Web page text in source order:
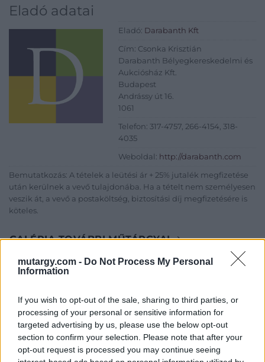
mutargy.com - Do Not Process My Personal
Information
If you wish to opt-out of the sale, sharing to third parties, or
processing of your personal or sensitive information for
targeted advertising by us, please use the below opt-out
section to confirm your selection. Please note that after your
opt-out request is processed you may continue seeing
Eladó adatai
Eladó: Darabanth Kft
Cím: Csonka Krisztián
Darabanth Bélyegkereskedelmi és
Aukciósház Kft.
Budapest
Andrássy út 16.
1061
Telefon: 317-4757, 266-4154, 318-
4035
Weboldal: http://darabanth.com
Bemutatkozás: A tételek a leütési ár + 25% jutalék megfizetése
után kerülnek a vevő tulajdonába. Ha a tételt nem személyesen
veszik át, a vevő a postaköltség, biztosítási díj megfizetésére is
köteles.
GALÉRIA TOVÁBBI MŰTÁRGYAI
KAPCSOLÓDÓ MŰTÁRGYAK